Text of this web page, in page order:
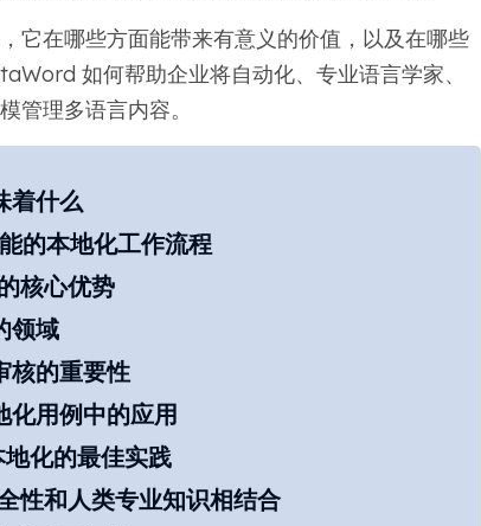
它在哪些方面能带来有意义的价值，以及在哪些
如何帮助企业将自动化、专业语言学家、
管理多语言内容。
着什么
的本地化工作流程
核心优势
领域
核的重要性
化用例中的应用
化的最佳实践
性和人类专业知识相结合